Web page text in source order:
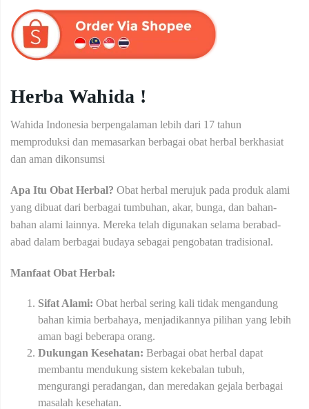
Herba Wahida !
Wahida Indonesia berpengalaman lebih dari 17 tahun
memproduksi dan memasarkan berbagai obat herbal berkhasiat
dan aman dikonsumsi
Apa Itu Obat Herbal? Obat herbal merujuk pada produk alami
yang dibuat dari berbagai tumbuhan, akar, bunga, dan bahan-
bahan alami lainnya. Mereka telah digunakan selama berabad-
abad dalam berbagai budaya sebagai pengobatan tradisional.
Manfaat Obat Herbal:
Sifat Alami: Obat herbal sering kali tidak mengandung
bahan kimia berbahaya, menjadikannya pilihan yang lebih
aman bagi beberapa orang.
Dukungan Kesehatan: Berbagai obat herbal dapat
membantu mendukung sistem kekebalan tubuh,
mengurangi peradangan, dan meredakan gejala berbagai
masalah kesehatan.